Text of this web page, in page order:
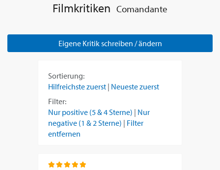
Filmkritiken Comandante
Eigene Kritik schreiben / ändern
Sortierung:
Hilfreichste zuerst | Neueste zuerst
Filter:
Nur positive (5 & 4 Sterne) | Nur
negative (1 & 2 Sterne) | Filter
entfernen